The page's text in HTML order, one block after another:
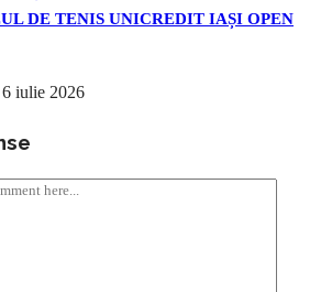
DE TENIS UNICREDIT IAȘI OPEN
6 iulie 2026